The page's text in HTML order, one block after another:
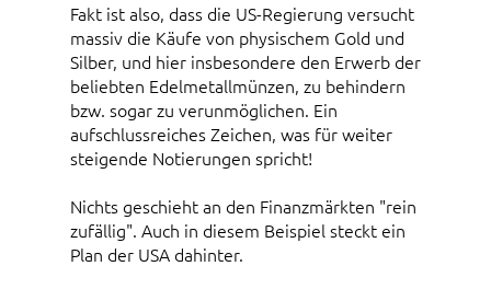
Fakt ist also, dass die US-Regierung versucht
massiv die Käufe von physischem Gold und
Silber, und hier insbesondere den Erwerb der
beliebten Edelmetallmünzen, zu behindern
bzw. sogar zu verunmöglichen. Ein
aufschlussreiches Zeichen, was für weiter
steigende Notierungen spricht!
Nichts geschieht an den Finanzmärkten "rein
zufällig". Auch in diesem Beispiel steckt ein
Plan der USA dahinter.